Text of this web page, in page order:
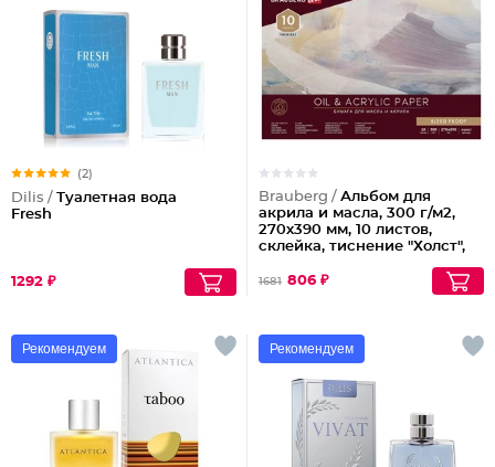
(2)
Dilis / Туалетная вода
Fresh
1292 ₽
Brauberg / Альбом для
акрила и масла, 300 г/м2,
270х390 мм, 10 листов,
склейка, тиснение "Холст",
113268
1681 806 ₽
Рекомендуем Рекомендуем